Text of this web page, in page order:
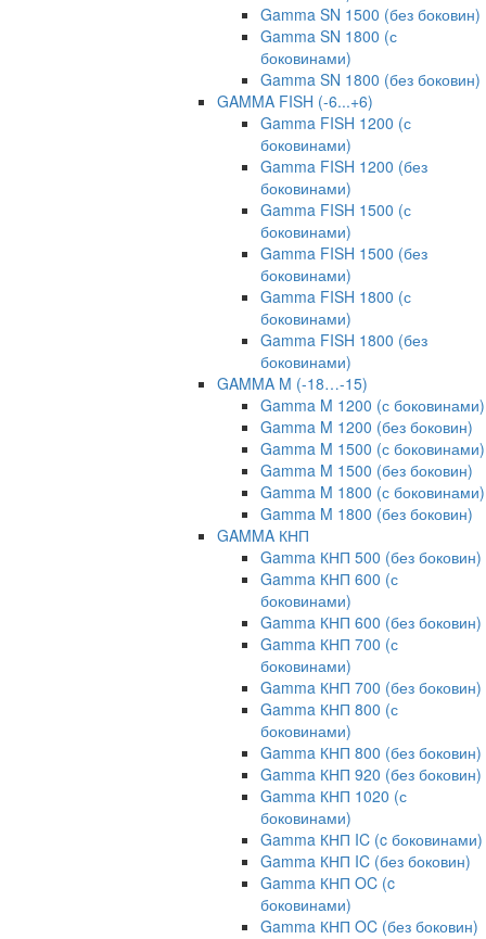
Gamma SN 1500 (без боковин)
Gamma SN 1800 (с
боковинами)
Gamma SN 1800 (без боковин)
GAMMA FISH (-6...+6)
Gamma FISH 1200 (с
боковинами)
Gamma FISH 1200 (без
боковинами)
Gamma FISH 1500 (с
боковинами)
Gamma FISH 1500 (без
боковинами)
Gamma FISH 1800 (с
боковинами)
Gamma FISH 1800 (без
боковинами)
GAMMA M (-18…-15)
Gamma M 1200 (с боковинами)
Gamma M 1200 (без боковин)
Gamma M 1500 (с боковинами)
Gamma M 1500 (без боковин)
Gamma M 1800 (с боковинами)
Gamma M 1800 (без боковин)
GAMMA КНП
Gamma КНП 500 (без боковин)
Gamma КНП 600 (с
боковинами)
Gamma КНП 600 (без боковин)
Gamma КНП 700 (с
боковинами)
Gamma КНП 700 (без боковин)
Gamma КНП 800 (с
боковинами)
Gamma КНП 800 (без боковин)
Gamma КНП 920 (без боковин)
Gamma КНП 1020 (с
боковинами)
Gamma КНП IC (c боковинами)
Gamma КНП IC (без боковин)
Gamma КНП OC (c
боковинами)
Gamma КНП OC (без боковин)